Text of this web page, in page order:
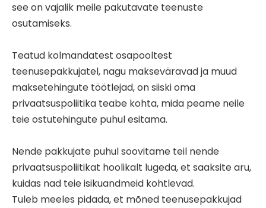
see on vajalik meile pakutavate teenuste
osutamiseks.
Teatud kolmandatest osapooltest
teenusepakkujatel, nagu makseväravad ja muud
maksetehingute töötlejad, on siiski oma
privaatsuspoliitika teabe kohta, mida peame neile
teie ostutehingute puhul esitama.
Nende pakkujate puhul soovitame teil nende
privaatsuspoliitikat hoolikalt lugeda, et saaksite aru,
kuidas nad teie isikuandmeid kohtlevad.
Tuleb meeles pidada, et mõned teenusepakkujad